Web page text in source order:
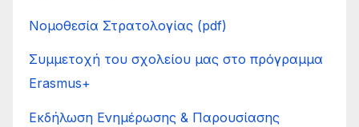
Νομοθεσία Στρατολογίας (pdf)
Συμμετοχή του σχολείου μας στο πρόγραμμα
Erasmus+
Εκδήλωση Ενημέρωσης & Παρουσίασης